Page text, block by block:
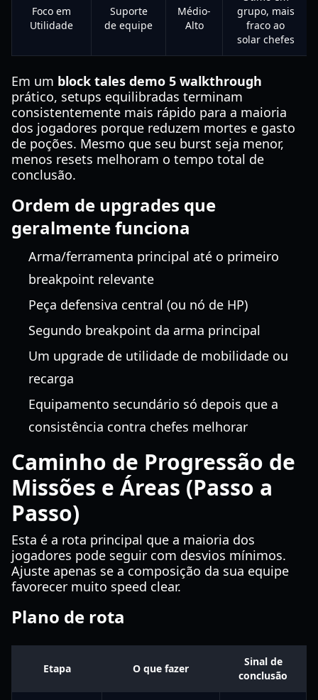
Foco em
Utilidade
Suporte
de equipe
Médio-
Alto
grupo, mais
fraco ao
solar chefes
Em um block tales demo 5 walkthrough
prático, setups equilibradas terminam
consistentemente mais rápido para a maioria
dos jogadores porque reduzem mortes e gasto
de poções. Mesmo que seu burst seja menor,
menos resets melhoram o tempo total de
conclusão.
Ordem de upgrades que
geralmente funciona
Arma/ferramenta principal até o primeiro
breakpoint relevante
Peça defensiva central (ou nó de HP)
Segundo breakpoint da arma principal
Um upgrade de utilidade de mobilidade ou
recarga
Equipamento secundário só depois que a
consistência contra chefes melhorar
Caminho de Progressão de
Missões e Áreas (Passo a
Passo)
Esta é a rota principal que a maioria dos
jogadores pode seguir com desvios mínimos.
Ajuste apenas se a composição da sua equipe
favorecer muito speed clear.
Plano de rota
Etapa O que fazer
Sinal de
conclusão